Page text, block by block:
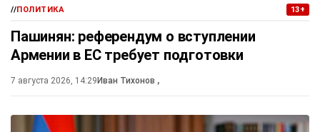
//ПОЛИТИКА 13+
Пашинян: референдум о вступлении
Армении в ЕС требует подготовки
7 августа 2026, 14:29Иван Тихонов ,